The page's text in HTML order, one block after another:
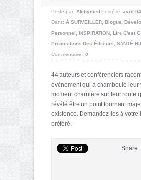
Posté par: Alchymed Posté le: avril
Dans: À SURVEILLER Blogue
Personnel
INSPIRATION Lire C'est
Propositions Des Éditeurs
SANTÉ
Commentaire : 0
44 auteurs et conférenciers
événement qui a chamboulé leur
moment charnière sur leur route
révélé être un point tournant
existence. Demandez-les à votre
préféré.
Share